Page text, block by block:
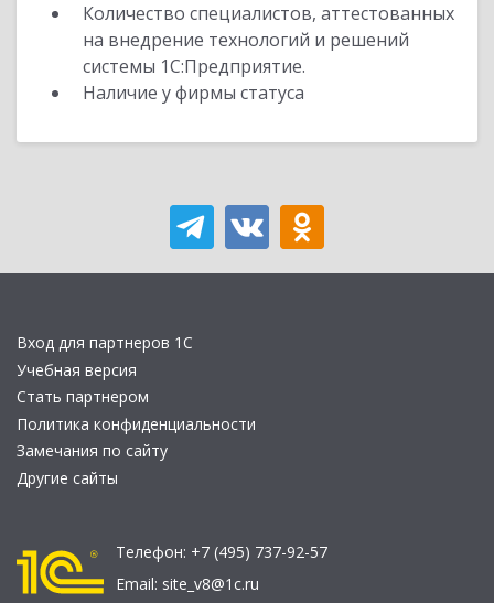
Количество специалистов, аттестованных
на внедрение технологий и решений
системы 1С:Предприятие.
Наличие у фирмы статуса
Вход для партнеров 1С
Учебная версия
Стать партнером
Политика конфиденциальности
Замечания по сайту
Другие сайты
Телефон: +7 (495) 737-92-57
Email: site_v8@1c.ru